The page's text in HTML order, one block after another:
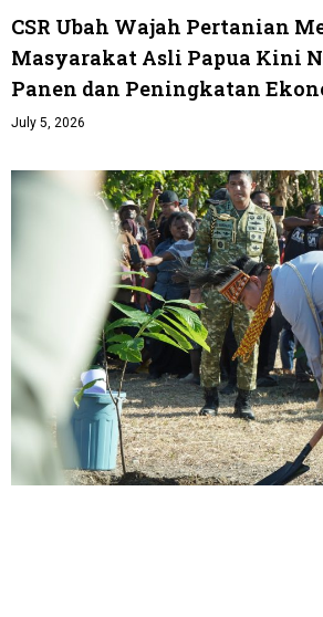
CSR Ubah Wajah Pertanian
Masyarakat Asli Papua Kini
Panen dan Peningkatan
July 5, 2026